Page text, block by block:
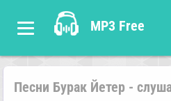
MP3 Free
Песни Бурак Йетер -